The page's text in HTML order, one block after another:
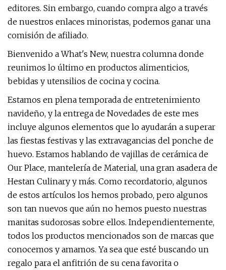
editores. Sin embargo, cuando compra algo a través
de nuestros enlaces minoristas, podemos ganar una
comisión de afiliado.
Bienvenido a What's New, nuestra columna donde
reunimos lo último en productos alimenticios,
bebidas y utensilios de cocina y cocina.
Estamos en plena temporada de entretenimiento
navideño, y la entrega de Novedades de este mes
incluye algunos elementos que lo ayudarán a superar
las fiestas festivas y las extravagancias del ponche de
huevo. Estamos hablando de vajillas de cerámica de
Our Place, mantelería de Material, una gran asadera de
Hestan Culinary y más. Como recordatorio, algunos
de estos artículos los hemos probado, pero algunos
son tan nuevos que aún no hemos puesto nuestras
manitas sudorosas sobre ellos. Independientemente,
todos los productos mencionados son de marcas que
conocemos y amamos. Ya sea que esté buscando un
regalo para el anfitrión de su cena favorita o